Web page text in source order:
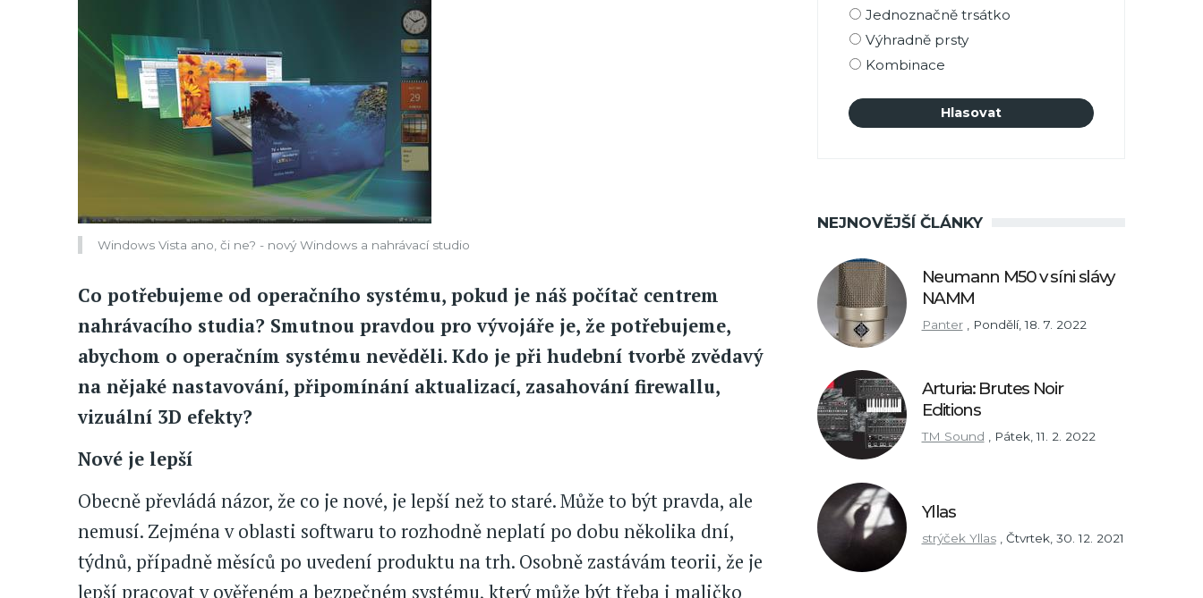
Windows Vista ano, či ne? - nový Windows a nahrávací studio
Co potřebujeme od operačního systému, pokud je náš počítač centrem
nahrávacího studia? Smutnou pravdou pro vývojáře je, že potřebujeme,
abychom o operačním systému nevěděli. Kdo je při hudební tvorbě zvědavý
na nějaké nastavování, připomínání aktualizací, zasahování firewallu,
vizuální 3D efekty?
Nové je lepší
Obecně převládá názor, že co je nové, je lepší než to staré. Může to být pravda, ale
nemusí. Zejména v oblasti softwaru to rozhodně neplatí po dobu několika dní,
týdnů, případně měsíců po uvedení produktu na trh. Osobně zastávám teorii, že je
lepší pracovat v ověřeném a bezpečném systému, který může být třeba i maličko
Možnosti
výběru
Jednoznačně trsátko
Výhradně prsty
Kombinace
NEJNOVĚJŠÍ ČLÁNKY
Neumann M50 v síni slávy
NAMM
Panter Pondělí, 18. 7. 2022
Arturia: Brutes Noir
Editions
TM Sound , Pátek, 11. 2. 2022
Yllas
strýček Yllas Čtvrtek, 30. 12. 2021